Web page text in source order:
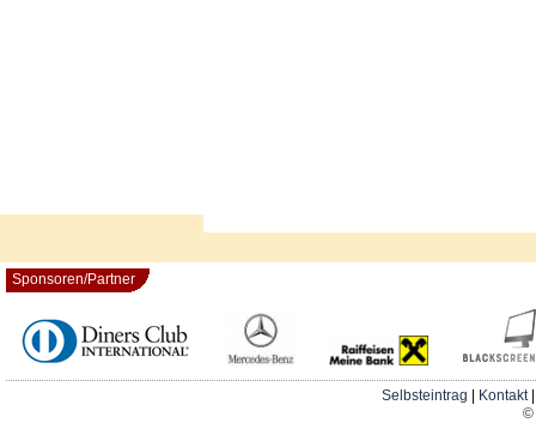
Sponsoren/Partner
Selbsteintrag Kontakt
©